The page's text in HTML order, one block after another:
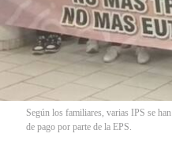
Según los familiares, varias IPS se
de pago por parte de la EPS.